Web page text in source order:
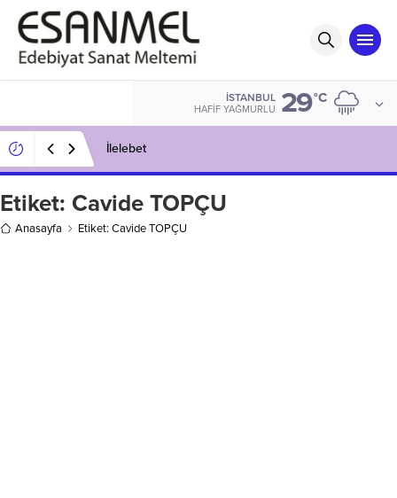
İSTANBUL
HAFIF YAĞMURLU 29°C
İlelebet
Etiket: Cavide TOPÇU
Anasayfa Etiket: Cavide TOPÇU